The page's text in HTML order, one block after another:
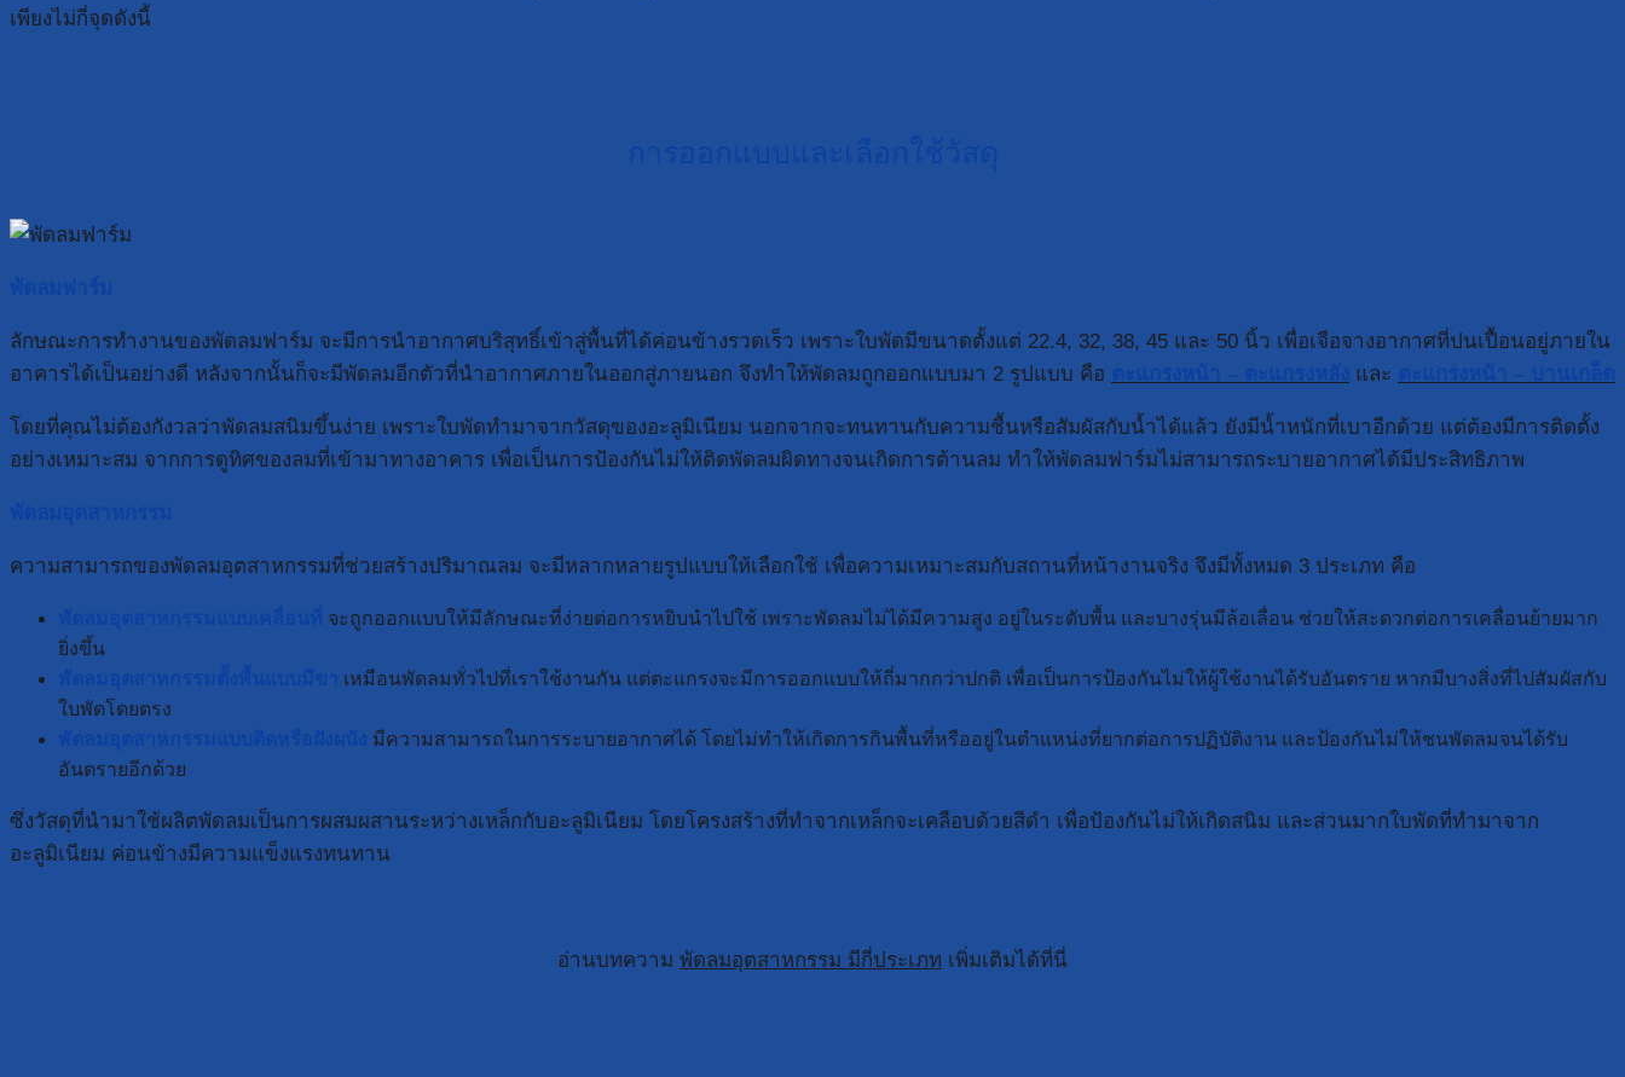
เพียงไม่กี่จุดดังนี้
ลักษณะการทำงานของพัดลมฟาร์ม จะมีการนำอากาศบริสุทธิ์เข้าสู่พื้นที่ได้ค่อนข้างรวดเร็ว เพราะใบพัดมีขนาดตั้งแต่ 22.4, 32, 38, 45 และ 50 นิ้ว เพื่อเจือจางอากาศที่ปนเปื้อนอยู่ภายใน
อาคารได้เป็นอย่างดี หลังจากนั้นก็จะมีพัดลมอีกตัวที่นำอากาศภายในออกสู่ภายนอก จึงทำให้พัดลมถูกออกแบบมา 2 รูปแบบ คือ
และ
โดยที่คุณไม่ต้องกังวลว่าพัดลมสนิมขึ้นง่าย เพราะใบพัดทำมาจากวัสดุของอะลูมิเนียม นอกจากจะทนทานกับความชื้นหรือสัมผัสกับน้ำได้แล้ว ยังมีน้ำหนักที่เบาอีกด้วย แต่ต้องมีการติดตั้ง
อย่างเหมาะสม จากการดูทิศของลมที่เข้ามาทางอาคาร เพื่อเป็นการป้องกันไม่ให้ติดพัดลมผิดทางจนเกิดการต้านลม ทำให้พัดลมฟาร์มไม่สามารถระบายอากาศได้มีประสิทธิภาพ
ความสามารถของพัดลมอุตสาหกรรมที่ช่วยสร้างปริมาณลม จะมีหลากหลายรูปแบบให้เลือกใช้ เพื่อความเหมาะสมกับสถานที่หน้างานจริง จึงมีทั้งหมด 3 ประเภท คือ
จะถูกออกแบบให้มีลักษณะที่ง่ายต่อการหยิบนำไปใช้ เพราะพัดลมไม่ได้มีความสูง อยู่ในระดับพื้น และบางรุ่นมีล้อเลื่อน ช่วยให้สะดวกต่อการเคลื่อนย้ายมาก
ยิ่งขึ้น
เหมือนพัดลมทั่วไปที่เราใช้งานกัน แต่ตะแกรงจะมีการออกแบบให้ถี่มากกว่าปกติ เพื่อเป็นการป้องกันไม่ให้ผู้ใช้งานได้รับอันตราย หากมีบางสิ่งที่ไปสัมผัสกับ
ใบพัดโดยตรง
มีความสามารถในการระบายอากาศได้ โดยไม่ทำให้เกิดการกินพื้นที่หรืออยู่ในตำแหน่งที่ยากต่อการปฏิบัติงาน และป้องกันไม่ให้ชนพัดลมจนได้รับ
อันตรายอีกด้วย
ซึ่งวัสดุที่นำมาใช้ผลิตพัดลมเป็นการผสมผสานระหว่างเหล็กกับอะลูมิเนียม โดยโครงสร้างที่ทำจากเหล็กจะเคลือบด้วยสีดำ เพื่อป้องกันไม่ให้เกิดสนิม และส่วนมากใบพัดที่ทำมาจาก
อะลูมิเนียม ค่อนข้างมีความแข็งแรงทนทาน
อ่านบทความ พัดลมอุตสาหกรรม มีกี่ประเภท เพิ่มเติมได้ที่นี่